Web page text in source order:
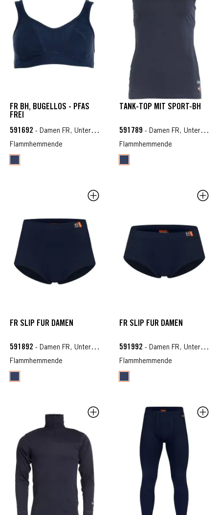
FR BH, BÜGELLOS - PFAS
FREI
591692 - Damen FR, Unterwäsche FR
Flammhemmende
TANK-TOP MIT SPORT-BH
591789 - Damen FR, Unterwäsche FR
Flammhemmende
FR SLIP FÜR DAMEN
591892 - Damen FR, Unterwäsche FR
Flammhemmende
FR SLIP FÜR DAMEN
591992 - Damen FR, Unterwäsche FR
Flammhemmende